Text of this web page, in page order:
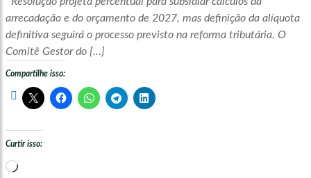
arrecadação e do orçamento de 2027, mas definição da alíquota
definitiva seguirá o processo previsto na reforma tributária. O
Comitê Gestor do […]
Compartilhe isso:
Curtir isso:
Carregando...